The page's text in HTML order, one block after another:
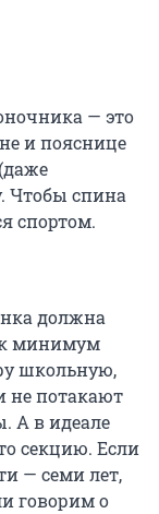
— это
и пояснице
Чтобы спина
спортом.
должна
минимум
школьную,
не потакают
А в идеале
секцию. Если
— семи лет,
говорим о